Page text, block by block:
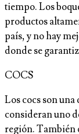
tiempo. Los
productos
país, y no hay
donde se
COCS
Los cocs son
consideran uno
región. También